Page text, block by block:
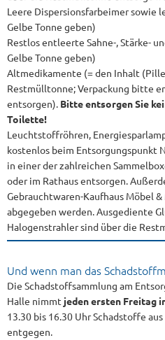
Leere Dispersionsfarbeimer sowie
Gelbe Tonne geben)
Restlos entleerte Sahne-, Stärke-
Gelbe Tonne geben)
Altmedikamente (= den Inhalt
Restmülltonne; Verpackung bitte
entsorgen). Bitte entsorgen Sie
Toilette!
Leuchtstoffröhren,
kostenlos beim Entsorgungspunkt
in einer der zahlreichen
oder im Rathaus entsorgen.
Gebrauchtwaren-Kaufhaus Möbel
abgegeben werden. Ausgediente
Halogenstrahler sind über die
Und wenn man das
Die Schadstoffsammlung am
Halle nimmt jeden ersten Freitag
13.30 bis 16.30 Uhr Schadstoffe
entgegen.